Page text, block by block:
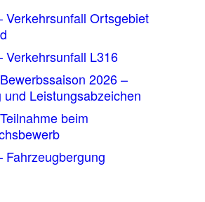
Verkehrsunfall Ortsgebiet
Verkehrsunfall L316
2026 –
und Leistungsabzeichen
beim
Fahrzeugbergung